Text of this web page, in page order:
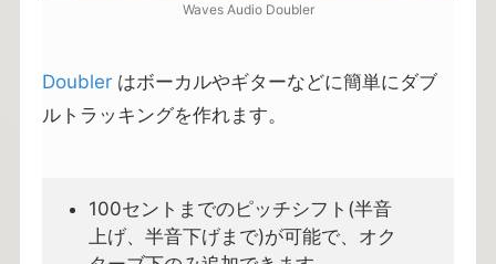
Waves Audio Doubler
Doublerはボーカルやギターなどに簡単にダブ
ルトラッキングを作れます。
100セントまでのピッチシフト(半音
上げ、半音下げまで)が可能で、オク